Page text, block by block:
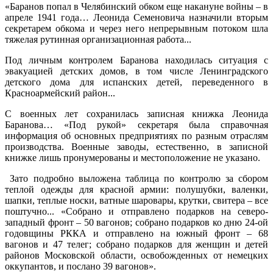
«Баранов попал в Челябинский обком еще накануне войны – в
апреле 1941 года… Леонида Семеновича назначили вторым
секретарем обкома и через него непрерывным потоком шла
тяжелая рутинная организационная работа...
Под личным контролем Баранова находилась ситуация с
эвакуацией детских домов, в том числе Ленинградского
детского дома для испанских детей, переведенного в
Красноармейский район...
С военных лет сохранилась записная книжка Леонида
Баранова… «Под рукой» секретаря была справочная
информация об основных предприятиях по разным отраслям
производства. Военные заводы, естественно, в записной
книжке лишь пронумерованы и местоположение не указано.
Зато подробно выложена таблица по контролю за сбором
теплой одежды для красной армии: полушубки, валенки,
шапки, теплые носки, ватные шаровары, крутки, свитера – все
поштучно... «Собрано и отправлено подарков на северо-
западный фронт – 50 вагонов; собрано подарков ко дню 24-ой
годовщины РККА и отправлено на южный фронт – 68
вагонов и 47 телег; собрано подарков для женщин и детей
районов Московской области, освобожденных от немецких
оккупантов, и послано 39 вагонов».